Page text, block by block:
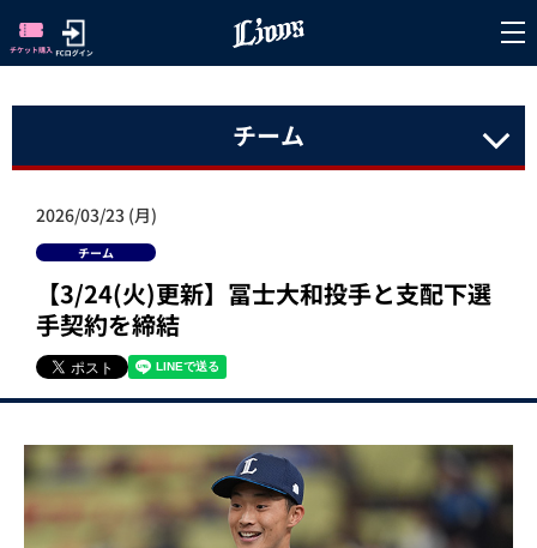
チーム
2026/03/23 (月)
チーム
【3/24(火)更新】冨士大和投手と支配下選
手契約を締結